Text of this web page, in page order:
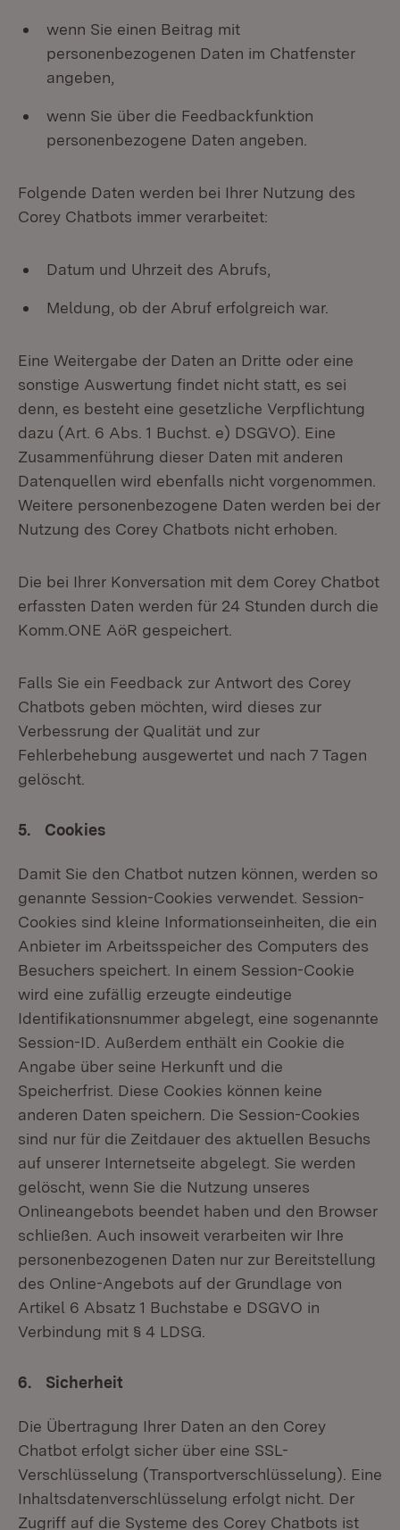
wenn Sie einen Beitrag mit
personenbezogenen Daten im Chatfenster
angeben,
wenn Sie über die Feedbackfunktion
personenbezogene Daten angeben.
Folgende Daten werden bei Ihrer Nutzung des
Corey Chatbots immer verarbeitet:
Datum und Uhrzeit des Abrufs,
Meldung, ob der Abruf erfolgreich war.
Eine Weitergabe der Daten an Dritte oder eine
sonstige Auswertung findet nicht statt, es sei
denn, es besteht eine gesetzliche Verpflichtung
dazu (Art. 6 Abs. 1 Buchst. e) DSGVO). Eine
Zusammenführung dieser Daten mit anderen
Datenquellen wird ebenfalls nicht vorgenommen.
Weitere personenbezogene Daten werden bei der
Nutzung des Corey Chatbots nicht erhoben.
Die bei Ihrer Konversation mit dem Corey Chatbot
erfassten Daten werden für 24 Stunden durch die
Komm.ONE AöR gespeichert.
Falls Sie ein Feedback zur Antwort des Corey
Chatbots geben möchten, wird dieses zur
Verbessrung der Qualität und zur
Fehlerbehebung ausgewertet und nach 7 Tagen
gelöscht.
5. Cookies
Damit Sie den Chatbot nutzen können, werden so
genannte Session-Cookies verwendet. Session-
Cookies sind kleine Informationseinheiten, die ein
Anbieter im Arbeitsspeicher des Computers des
Besuchers speichert. In einem Session-Cookie
wird eine zufällig erzeugte eindeutige
Identifikationsnummer abgelegt, eine sogenannte
Session-ID. Außerdem enthält ein Cookie die
Angabe über seine Herkunft und die
Speicherfrist. Diese Cookies können keine
anderen Daten speichern. Die Session-Cookies
sind nur für die Zeitdauer des aktuellen Besuchs
auf unserer Internetseite abgelegt. Sie werden
gelöscht, wenn Sie die Nutzung unseres
Onlineangebots beendet haben und den Browser
schließen. Auch insoweit verarbeiten wir Ihre
personenbezogenen Daten nur zur Bereitstellung
des Online-Angebots auf der Grundlage von
Artikel 6 Absatz 1 Buchstabe e DSGVO in
Verbindung mit § 4 LDSG.
6. Sicherheit
Die Übertragung Ihrer Daten an den Corey
Chatbot erfolgt sicher über eine SSL-
Verschlüsselung (Transportverschlüsselung). Eine
Inhaltsdatenverschlüsselung erfolgt nicht. Der
Zugriff auf die Systeme des Corey Chatbots ist